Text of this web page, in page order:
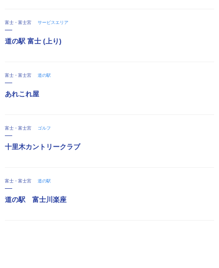
富士・富士宮 サービスエリア
道の駅 富士 (上り)
富士・富士宮 道の駅
あれこれ屋
富士・富士宮 ゴルフ
十里木カントリークラブ
富士・富士宮 道の駅
道の駅 富士川楽座